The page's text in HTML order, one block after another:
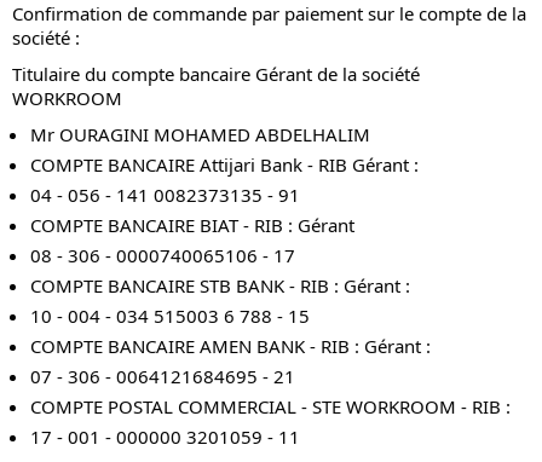
Confirmation de commande par paiement sur le compte de la
société :
Titulaire du compte bancaire Gérant de la société
WORKROOM
Mr OURAGINI MOHAMED ABDELHALIM
COMPTE BANCAIRE Attijari Bank - RIB Gérant :
04 - 056 - 141 0082373135 - 91
COMPTE BANCAIRE BIAT - RIB : Gérant
08 - 306 - 0000740065106 - 17
COMPTE BANCAIRE STB BANK - RIB : Gérant :
10 - 004 - 034 515003 6 788 - 15
COMPTE BANCAIRE AMEN BANK - RIB : Gérant :
07 - 306 - 0064121684695 - 21
COMPTE POSTAL COMMERCIAL - STE WORKROOM - RIB :
17 - 001 - 000000 3201059 - 11